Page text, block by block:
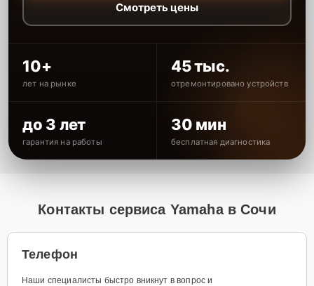
Смотреть цены
10+
лет на рынке
45 тыс.
отремонтировано устройств
до 3 лет
гарантия на работы
30 мин
бесплатная диагностика
Контакты сервиса Yamaha в Сочи
Телефон
Наши специалисты быстро вникнут в вопрос и